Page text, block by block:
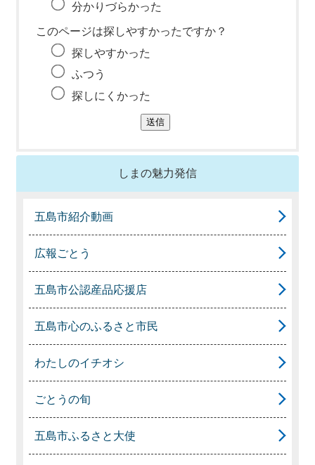
分かりづらかった
このページは探しやすかったですか？
探しやすかった
ふつう
探しにくかった
しまの魅力発信
五島市紹介動画
広報ごとう
五島市公認産品応援店
五島市心のふるさと市民
わたしのイチオシ
ごとうの旬
五島市ふるさと大使